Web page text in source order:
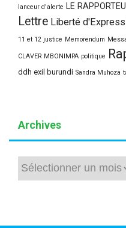
lanceur d'alerte LE
Lettre Liberté
11 et 12 justice Memorendum
CLAVER MBONIMPA politique
ddh exil burundi Sandra Muhoza
Archives
Archives